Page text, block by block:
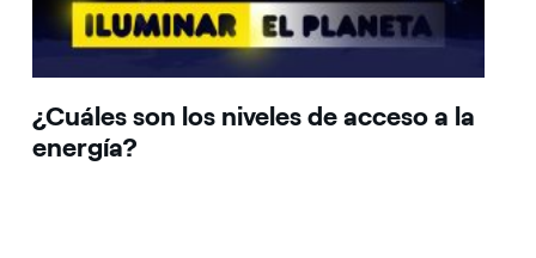
¿Cuáles son los niveles de acceso a la
energía?